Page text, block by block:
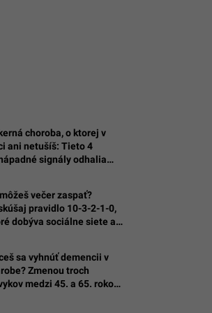
choroba, o ktorej v
ani netušíš: Tieto 4
signály odhalia
večer zaspať?
pravidlo 10-3-2-1-0,
dobýva sociálne siete a
sa vyhnúť demencii v
Zmenou troch
medzi 45. a 65. rokom